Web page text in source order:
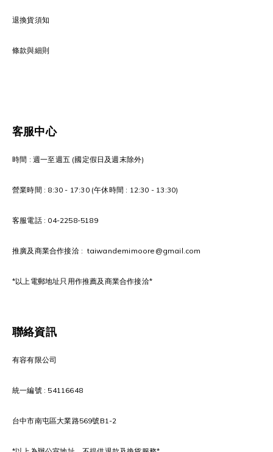
退換貨須知
條款與細則
客服中心
時間 : 週一至週五 (國定假日及週末除外)
營業時間 : 8:30 - 17:30 (午休時間 : 12:30 - 13:30)
客服電話 : 04-2258-5189
推廣及商業合作接洽 : taiwandemimoore@gmail.com
*以上電郵地址只用作推薦及商業合作接洽*
聯絡資訊
有容有限公司
統一編號 : 54116648
台中市南屯區大業路569號B1-2